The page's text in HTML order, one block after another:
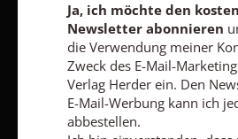
Vertrag widerrufen
Ja, ich möchte den
Newsletter abonnieren
die Verwendung meiner
Zweck des E-Mail-
Verlag Herder ein. Den
E-Mail-Werbung kann ich
abbestellen.